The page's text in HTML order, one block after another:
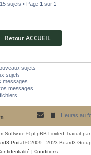
15 sujets • Page 1 sur 1
Retour ACCUEIL
sujets
sujets
messages
messages
Heures au
Software © phpBB Limited Traduit par
Portal© 2009 - 2023 Board3 Group
| Conditions